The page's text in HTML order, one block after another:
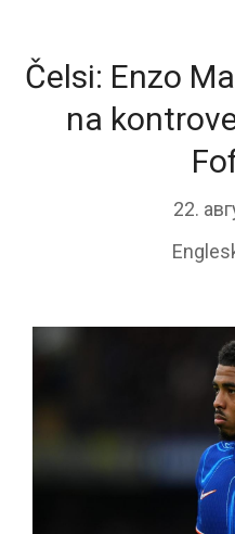
Čelsi: Enzo
na
22.